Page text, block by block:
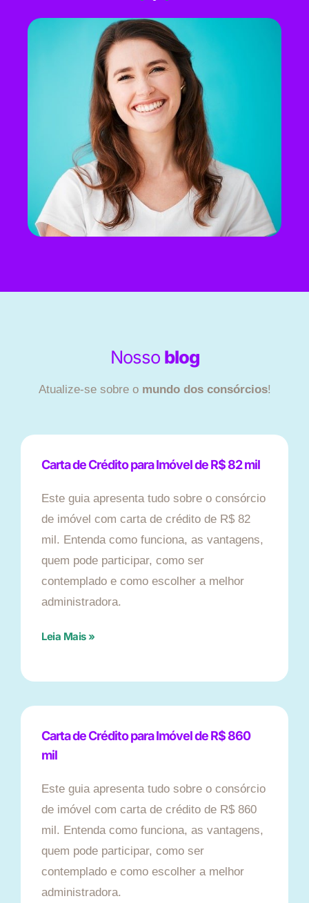
Nosso blog
Atualize-se sobre o mundo dos consórcios!
Carta de Crédito para Imóvel de R$ 82 mil
Este guia apresenta tudo sobre o consórcio
de imóvel com carta de crédito de R$ 82
mil. Entenda como funciona, as vantagens,
quem pode participar, como ser
contemplado e como escolher a melhor
administradora.
Leia Mais »
Carta de Crédito para Imóvel de R$ 860
mil
Este guia apresenta tudo sobre o consórcio
de imóvel com carta de crédito de R$ 860
mil. Entenda como funciona, as vantagens,
quem pode participar, como ser
contemplado e como escolher a melhor
administradora.